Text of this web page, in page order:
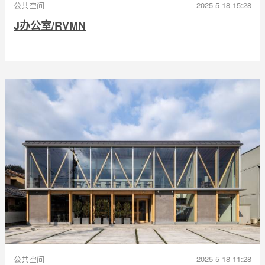
公共空间 2025-5-18 15:28
J办公室/RVMN
公共空间 2025-5-18 11:28